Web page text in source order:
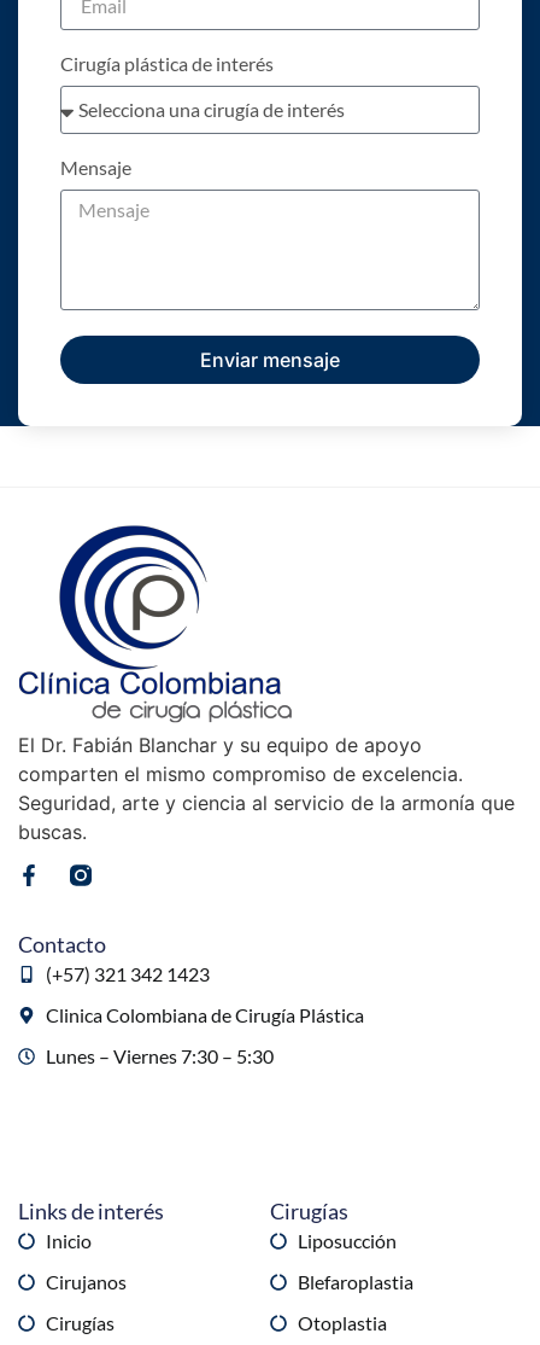
Cirugía plástica de interés
Mensaje
Enviar mensaje
El Dr. Fabián Blanchar y su equipo de apoyo
comparten el mismo compromiso de excelencia.
Seguridad, arte y ciencia al servicio de la armonía que
buscas.
Cirugías
Liposucción
Blefaroplastia
Otoplastia
Links de interés
Inicio
Cirujanos
Cirugías
Contacto
(+57) 321 342 1423
Clinica Colombiana de Cirugía Plástica
Lunes – Viernes 7:30 – 5:30